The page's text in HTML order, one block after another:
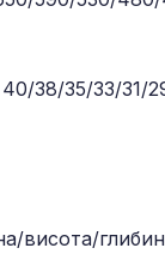
38/35/33/31/
висота/